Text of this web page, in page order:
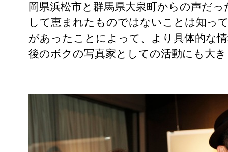
岡県浜松市と群馬県大泉町からの声だ
して恵まれたものではないことは知っ
があったことによって、より具体的な
後のボクの写真家としての活動にも大